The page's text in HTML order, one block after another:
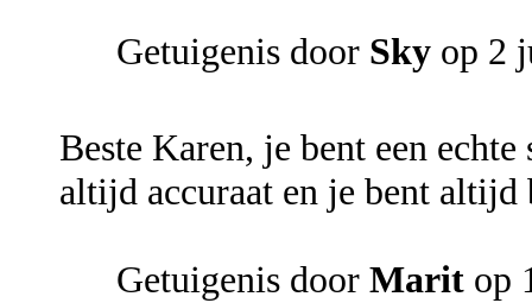
Getuigenis door Sky op 2
Beste Karen, je bent een
altijd accuraat en je bent altijd
Getuigenis door Marit op